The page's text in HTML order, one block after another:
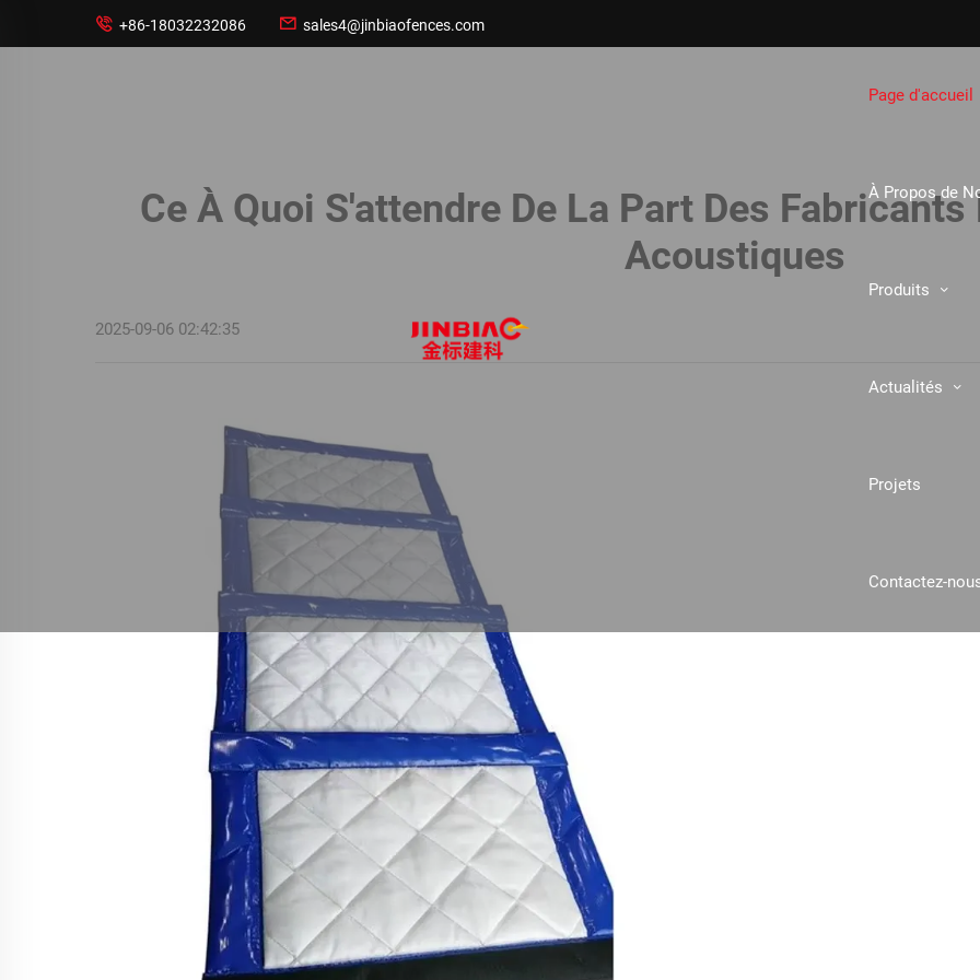
 +86-18032232086  sales4@jinbiaofences.com
Page d'accueil
À Propos de
Produits
Actualités
Projets
Contactez-
Ce À Quoi S'attendre De La Part Des
Acoustiques
2025-09-06 02:42:35